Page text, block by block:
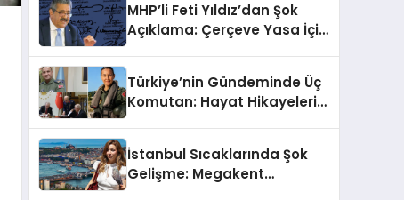
MHP’li Feti Yıldız’dan Şok
Açıklama: Çerçeve Yasa İçin
Türkiye’nin Gündeminde Üç
Komutan: Hayat Hikayeleri
İstanbul Sıcaklarında Şok
Gelişme: Megakent